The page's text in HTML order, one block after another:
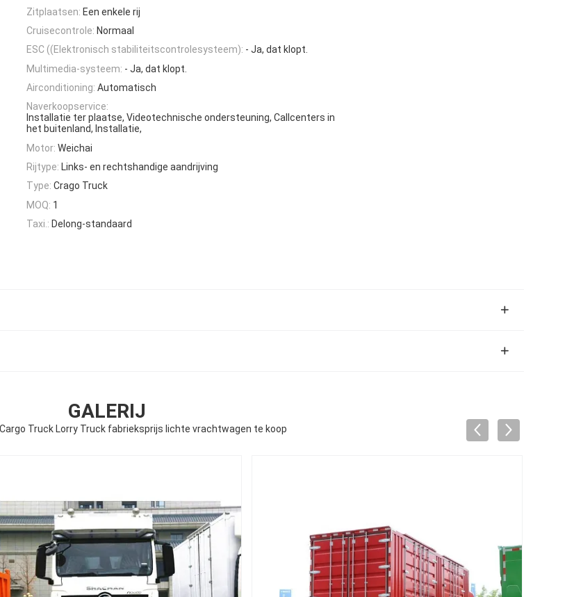
Zitplaatsen: Een enkele rij
Cruisecontrole: Normaal
ESC ((Elektronisch stabiliteitscontrolesysteem): - Ja, dat klopt.
Multimedia-systeem: - Ja, dat klopt.
Airconditioning: Automatisch
Naverkoopservice:
Installatie ter plaatse, Videotechnische ondersteuning, Callcenters in
het buitenland, Installatie,
Motor: Weichai
Rijtype: Links- en rechtshandige aandrijving
Type: Crago Truck
MOQ: 1
Taxi.: Delong-standaard
GALERIJ
Truck Lorry Truck fabrieksprijs lichte vrachtwagen te koop